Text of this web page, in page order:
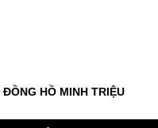
ĐỒNG HỒ MINH TRIỆU